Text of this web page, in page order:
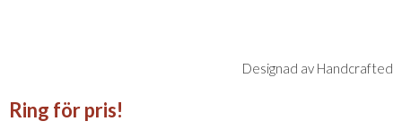
Designad av Handcrafted
Ring för pris!